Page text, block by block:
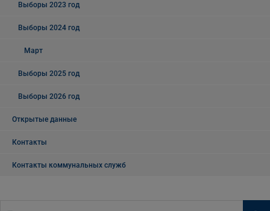
Выборы 2023 год
Выборы 2024 год
Март
Выборы 2025 год
Выборы 2026 год
Открытые данные
Контакты
Контакты коммунальных служб